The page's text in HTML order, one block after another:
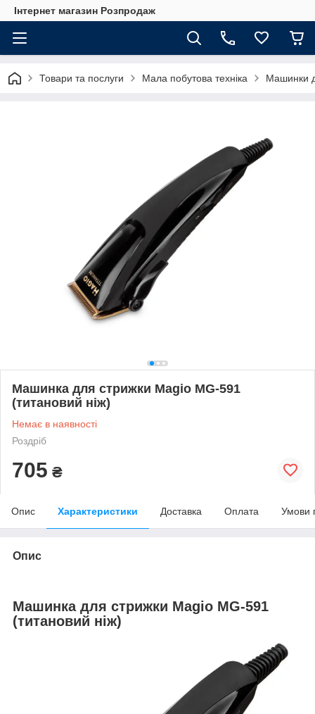
Інтернет магазин Розпродаж
Товари та послуги Мала побутова техніка Машинки
Машинка для стрижки Magio MG-591
(титановий ніж)
Немає в наявності
Роздріб
705 ₴
Опис Характеристики Доставка Оплата Умови
Опис
Машинка для стрижки Magio MG-591
(титановий ніж)